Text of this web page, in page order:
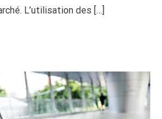
L’utilisation des […]